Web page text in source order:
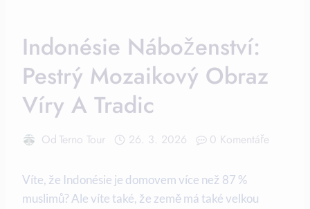
Indonésie Náboženství:
Pestrý Mozaikový Obraz
Víry A Tradic
OdTerno Tour 26. 3. 2026 0 Komentáře
Víte, že Indonésie je domovem více než 87 %
muslimů? Ale víte také, že země má také velkou